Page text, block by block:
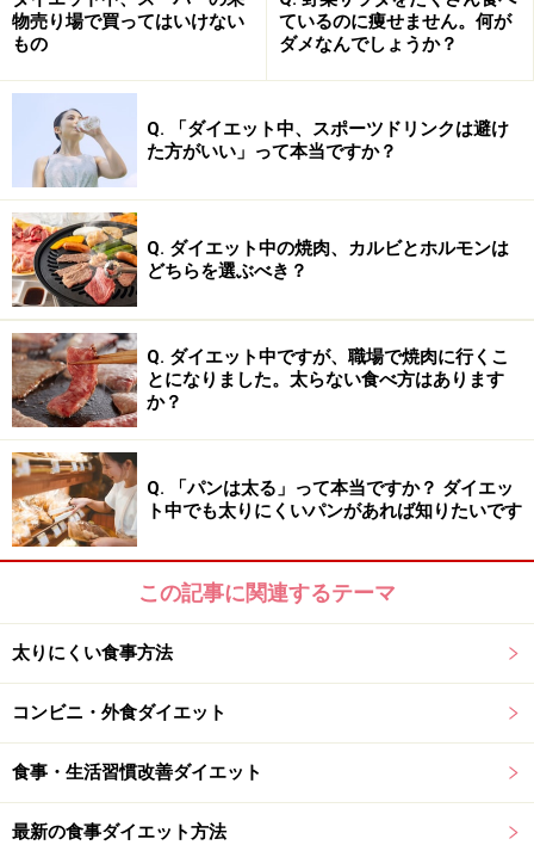
とを説明しないのであれば、そのようなエステサロンや
ダイエット補助食品は悪質であるといってもよいでしょ
う。
3日で2キロ痩せるカラクリとは？
体重だけを3日で2キロ減らすことはそう難しくはありま
せん。3日間水やお茶などの水分を摂らない、だたそれ
だけで達成できます。また、上記のような
いダイエット補助食品を摂ればこれまた体重は減るでし
ょうし、ついでに食事量を減らせば、体重はさらに減る
ことになります。
なぜ、このようなことが起るのか？それは、私たちの体
は、毎日2リットル（2kg）以上の水分の出し入れを行な
息をするだけでも水分は発散！
呼吸をすると軽くなる！？
物売り場で買ってはいけない
もの
ているのに痩せません。何が
ダメなんでしょうか？
Q. 「ダイエット中、スポーツドリンクは避け
た方がいい」って本当ですか？
Q. ダイエット中の焼肉、カルビとホルモンは
どちらを選ぶべき？
Q. ダイエット中ですが、職場で焼肉に行くこ
とになりました。太らない食べ方はあります
か？
Q. 「パンは太る」って本当ですか？ ダイエッ
ト中でも太りにくいパンがあれば知りたいです
この記事に関連するテーマ
太りにくい食事方法
コンビニ・外食ダイエット
食事・生活習慣改善ダイエット
最新の食事ダイエット方法